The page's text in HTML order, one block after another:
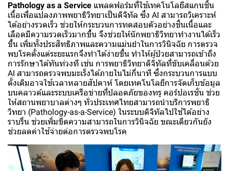
Pathology as a Service แพลตฟอร์มที่ใช้เทคโนโลยีสแกนชิ้น
เนื้อเพื่อแปลงภาพพยาธิวิทยาเป็นดิจิทัล ซึ่ง AI สามารถวิเคราะห์
ได้อย่างรวดเร็ว ช่วยให้กระบวนการทดสอบตัวอย่างชิ้นเนื้อและ
เลือดมีความรวดเร็วมากขึ้น จึงช่วยให้นักพยาธิวิทยาทำงานได้เร็ว
ขึ้น เพิ่มทั้งประสิทธิภาพและความแม่นยำในการวินิจฉัย การตรวจ
พบโรคตั้งแต่ระยะแรกจึงทำได้ง่ายขึ้น ทำให้ผู้ป่วยสามารถเข้าถึง
การรักษาได้ทันท่วงที เช่น การพยาธิวิทยาดิจิทัลที่ขับเคลื่อนด้วย
AI สามารถตรวจพบมะเร็งได้ภายในไม่กี่นาที ซึ่งกระบวนการแบบ
ดั้งเดิมอาจใช้เวลาหลายสัปดาห์ โดยเทคโนโลยีการจัดเก็บข้อมูล
บนคลาวด์และระบบเครือข่ายที่ปลอดภัยของทรู คอร์ปอเรชั่น ช่วย
ให้สถานพยาบาลต่างๆ ทั่วประเทศไทยสามารถนำบริการพยาธิ
วิทยา (Pathology-as-a-Service) ในระบบดิจิทัลไปใช้ได้อย่าง
ราบรื่น ช่วยเพิ่มขีดความสามารถในการวินิจฉัย ขณะเดียวกันยัง
ช่วยลดค่าใช้จ่ายต่อการตรวจพบโรค